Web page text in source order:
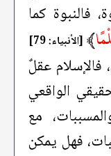
فالنبوة كما
﴾ [الأنبياء: 79]
فالإسلام عقلٌ
الواقعي
مع
فهل يمكن